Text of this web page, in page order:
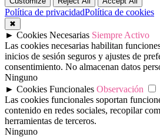
Política de privacidadPolítica de cookies
✖
► Cookies Necesarias Siempre Activo
Las cookies necesarias habilitan
inicios de sesión seguros y ajustes de
consentimiento. No almacenan datos
Ninguno
► Cookies Funcionales Observación
Las cookies funcionales soportan
contenido en redes sociales, recopilar
herramientas de terceros.
Ninguno